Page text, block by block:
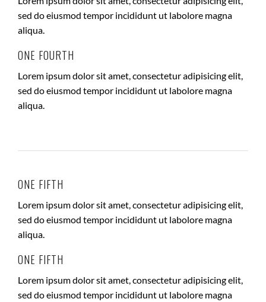
sed do eiusmod tempor incididunt ut labolore magna
aliqua.
ONE FOURTH
Lorem ipsum dolor sit amet, consectetur adipisicing elit,
sed do eiusmod tempor incididunt ut labolore magna
aliqua.
ONE FIFTH
Lorem ipsum dolor sit amet, consectetur adipisicing elit,
sed do eiusmod tempor incididunt ut labolore magna
aliqua.
ONE FIFTH
Lorem ipsum dolor sit amet, consectetur adipisicing elit,
sed do eiusmod tempor incididunt ut labolore magna